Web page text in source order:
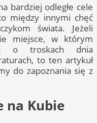
bardziej odległe cele
między innymi chęć
świata. Jeżeli
miejsce, w którym
o troskach dnia
to ten artykuł
do zapoznania się z
na Kubie